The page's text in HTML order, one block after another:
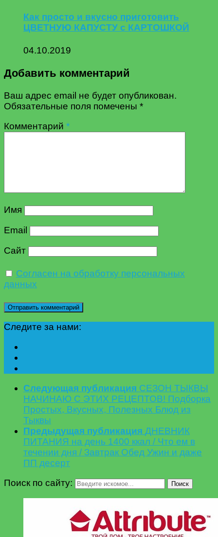
Как просто и вкусно приготовить
ЦВЕТНУЮ КАПУСТУ с КАРТОШКОЙ
04.10.2019
Добавить комментарий
Ваш адрес email не будет опубликован.
Обязательные поля помечены *
Комментарий *
Имя
Email
Сайт
Согласен на обработку персональных
данных
Следите за нами:
Следующая публикация СЕЗОН ТЫКВЫ
НАЧИНАЮ С ЭТИХ РЕЦЕПТОВ! Подборка
Простых, Вкусных, Полезных Блюд из
Тыквы
Предыдущая публикация ДНЕВНИК
ПИТАНИЯ на день 1400 ккал / Что ем в
течении дня / Завтрак Обед Ужин и даже
ПП десерт
Поиск по сайту:
Поиск